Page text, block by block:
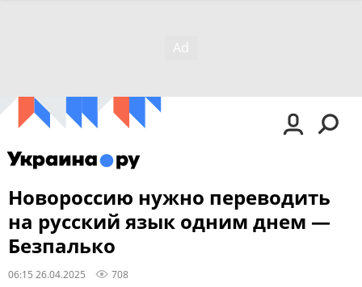
Новороссию нужно переводить
на русский язык одним днем —
Безпалько
06:15 26.04.2025 708